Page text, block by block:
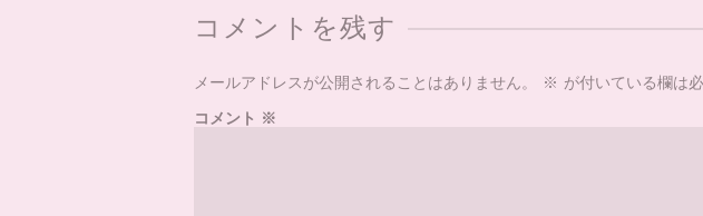
コメントを残す
メールアドレスが公開されることはありません。 ※ が付いている欄は
コメント ※